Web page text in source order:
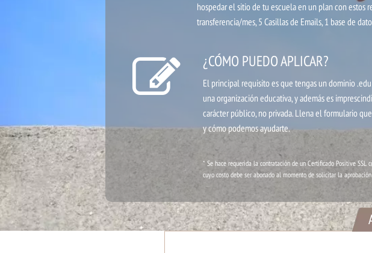
hospedar el sitio de tu escuela en un plan con estos
transferencia/mes, 5 Casillas de Emails, 1 base de
¿CÓMO PUEDO APLICAR?
El principal requisito es que tengas un dominio
una organización educativa, y además es
carácter público, no privada. Llena el formulario
y cómo podemos ayudarte.
* Se hace requerida la contratación de un Certificado Positive SSL
cuyo costo debe ser abonado al momento de solicitar la